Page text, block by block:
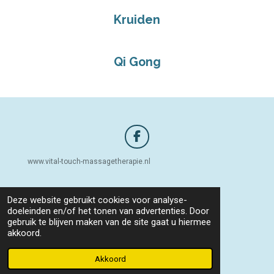
Deze website gebruikt cookies voor analyse-
doeleinden en/of het tonen van advertenties. Door
gebruik te blijven maken van de site gaat u hiermee
akkoord.
Akkoord
Kruiden
Qi Gong
F
c
b
o
o
k
www.vital-touch-massagetherapie.nl
lees hier hoe ik omga met uw privacy